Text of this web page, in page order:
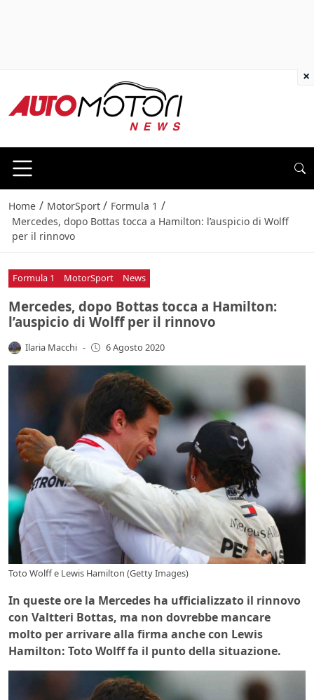
Home / MotorSport / Formula 1 /
Mercedes, dopo Bottas tocca a Hamilton: l’auspicio di Wolff
per il rinnovo
Formula 1 MotorSport News
Mercedes, dopo Bottas tocca a Hamilton:
l’auspicio di Wolff per il rinnovo
Ilaria Macchi - 6 Agosto 2020
Toto Wolff e Lewis Hamilton (Getty Images)
In queste ore la Mercedes ha ufficializzato il rinnovo
con Valtteri Bottas, ma non dovrebbe mancare
molto per arrivare alla firma anche con Lewis
Hamilton: Toto Wolff fa il punto della situazione.
×